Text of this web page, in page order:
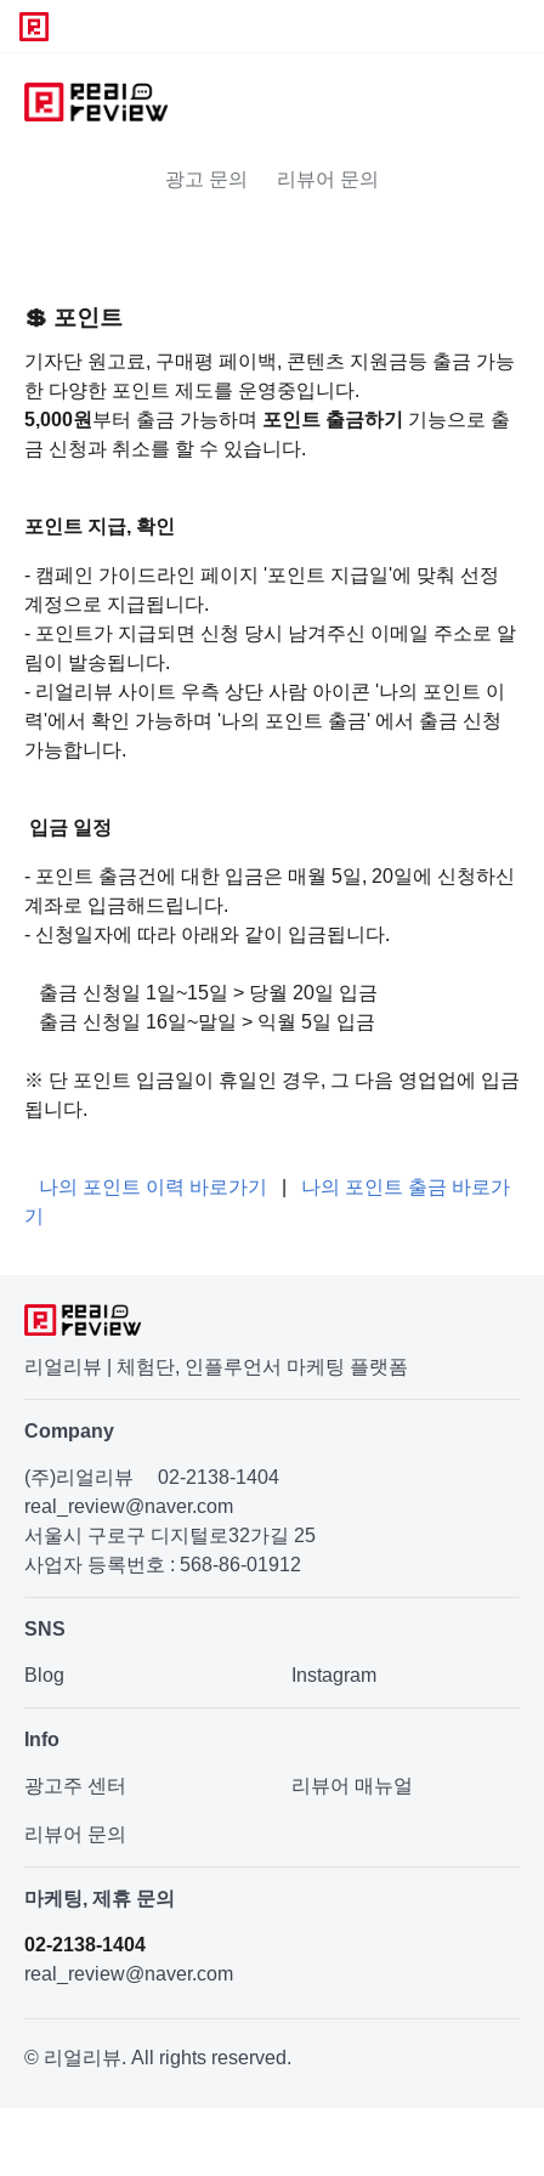
광고 문의 리뷰어 문의
💲 포인트
기자단 원고료, 구매평 페이백, 콘텐츠 지원금등 출금 가능
한 다양한 포인트 제도를 운영중입니다.
5,000원 부터 출금 가능하며 포인트 출금하기 기능으로 출
금 신청과 취소를 할 수 있습니다.
포인트 지급, 확인
- 캠페인 가이드라인 페이지 '포인트 지급일'에 맞춰 선정
계정으로 지급됩니다.
- 포인트가 지급되면 신청 당시 남겨주신 이메일 주소로 알
림이 발송됩니다.
- 리얼리뷰 사이트 우측 상단 사람 아이콘 '나의 포인트 이
력'에서 확인 가능하며 '나의 포인트 출금' 에서 출금 신청
가능합니다.
입금 일정
- 포인트 출금건에 대한 입금은 매월 5일, 20일에 신청하신
계좌로 입금해드립니다.
- 신청일자에 따라 아래와 같이 입금됩니다.
출금 신청일 1일~15일 > 당월 20일 입금
출금 신청일 16일~말일 > 익월 5일 입금
※ 단 포인트 입금일이 휴일인 경우, 그 다음 영업업에 입금
됩니다.
나의 포인트 이력 바로가기
나의 포인트 출금 바로가
기
리얼리뷰 | 체험단, 인플루언서 마케팅 플랫폼
Company
(주)리얼리뷰
02-2138-1404
real_review@naver.com
서울시 구로구 디지털로32가길 25
사업자 등록번호 : 568-86-01912
SNS
Blog Instagram
Info
광고주 센터 리뷰어 매뉴얼
리뷰어 문의
마케팅, 제휴 문의
02-2138-1404
real_review@naver.com
© 리얼리뷰. All rights reserved.